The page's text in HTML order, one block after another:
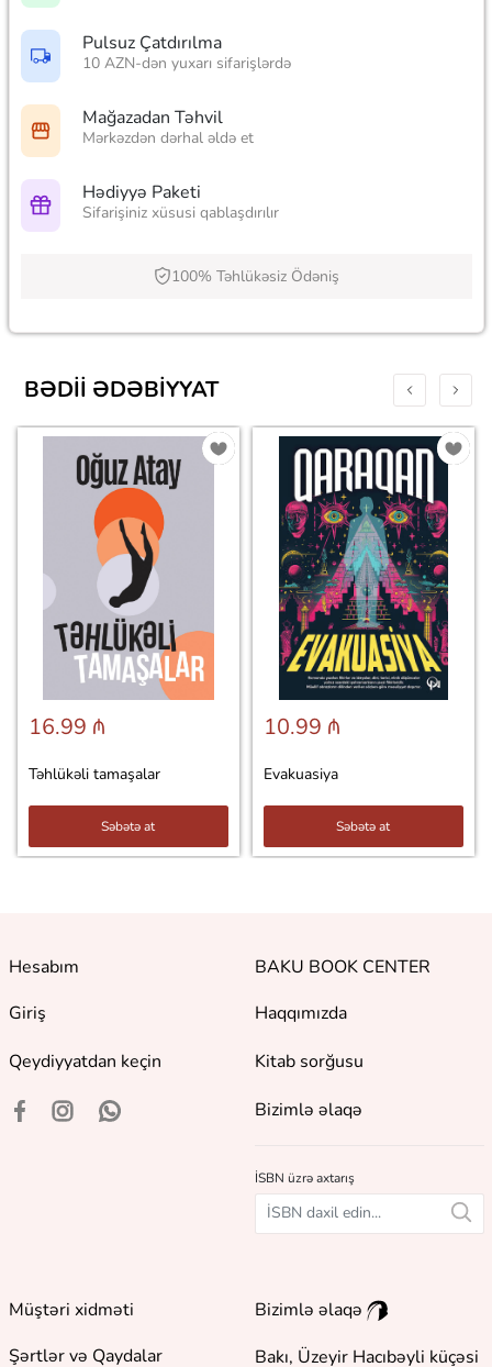
Pulsuz Çatdırılma
10 AZN-dən yuxarı sifarişlərdə
Mağazadan Təhvil
Mərkəzdən dərhal əldə et
Hədiyyə Paketi
Sifarişiniz xüsusi qablaşdırılır
100% Təhlükəsiz Ödəniş
BƏDII ƏDƏBIYYAT
16.99 ₼
Təhlükəli tamaşalar
Səbətə at
10.99 ₼
Evakuasiya
Səbətə at
Hesabım
Giriş
Qeydiyyatdan keçin
BAKU BOOK CENTER
Haqqımızda
Kitab sorğusu
Bizimlə əlaqə
İSBN üzrə axtarış
Müştəri xidməti
Şərtlər və Qaydalar
Bizimlə əlaqə
Bakı, Üzeyir Hacıbəyli küçəsi